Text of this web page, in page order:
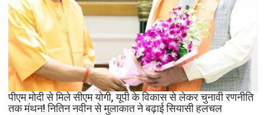
के
बीच
हाउसबोट
से
लिया
बैकवॉटर
का
आनंद
पीएम मोदी से मिले सीएम योगी, यूपी के विकास से लेकर चुनावी रणनीति
तक मंथन! नितिन नवीन से मुलाकात ने बढ़ाई सियासी हलचल